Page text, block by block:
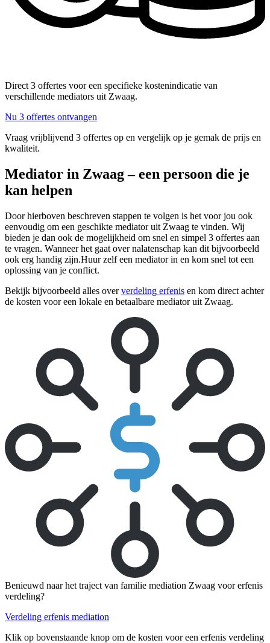
Direct 3 offertes voor een specifieke kostenindicatie van
verschillende mediators uit Zwaag.
Nu 3 offertes ontvangen
Vraag vrijblijvend 3 offertes op en vergelijk op je gemak de prijs en
kwaliteit.
Mediator in Zwaag – een persoon die je
kan helpen
Door hierboven beschreven stappen te volgen is het voor jou ook
eenvoudig om een geschikte mediator uit Zwaag te vinden. Wij
bieden je dan ook de mogelijkheid om snel en simpel 3 offertes aan
te vragen. Wanneer het gaat over nalatenschap kan dit bijvoorbeeld
ook erg handig zijn.Huur zelf een mediator in en kom snel tot een
oplossing van je conflict.
Bekijk bijvoorbeeld alles oververdeling erfenis en kom direct achter
de kosten voor een lokale en betaalbare mediator uit Zwaag.
Benieuwd naar het traject van familie mediation Zwaag voor erfenis
verdeling?
Verdeling erfenis mediation
Klik op bovenstaande knop om de kosten voor een erfenis verdeling